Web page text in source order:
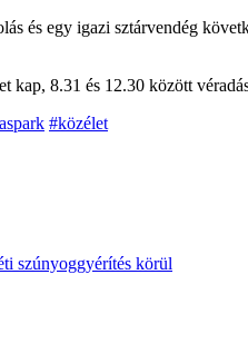
és egy igazi sztárvendég
kap, 8.31 és 12.30 között
#közélet
szúnyoggyérítés körül